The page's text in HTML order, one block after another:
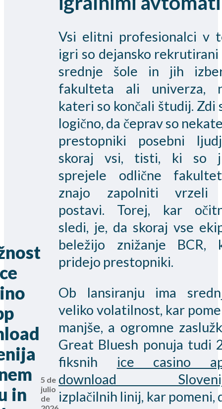
in
5 de
julio
de
Vsi elitni profesionalci v
igri so dejansko rekrutirani
srednje šole in jih
fakulteta ali univerza,
kateri so končali študij. Zdi
logično, da čeprav so
prestopniki posebni
skoraj vsi, tisti, ki so
sprejele odlične
znajo zapolniti vrzeli
postavi. Torej, kar
sledi, je, da skoraj vse
beležijo znižanje BCR,
pridejo prestopniki.
Ob lansiranju ima
veliko volatilnost, kar
manjše, a ogromne
Great Bluesh ponuja tudi
fiksnih ice casino
download
izplačilnih linij, kar pomeni,